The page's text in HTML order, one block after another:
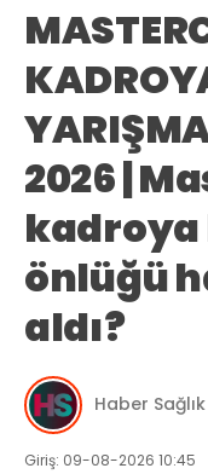
2026 |
önlüğü
aldı?
Haber Sağlık
Giriş: 09-08-2026 10:45